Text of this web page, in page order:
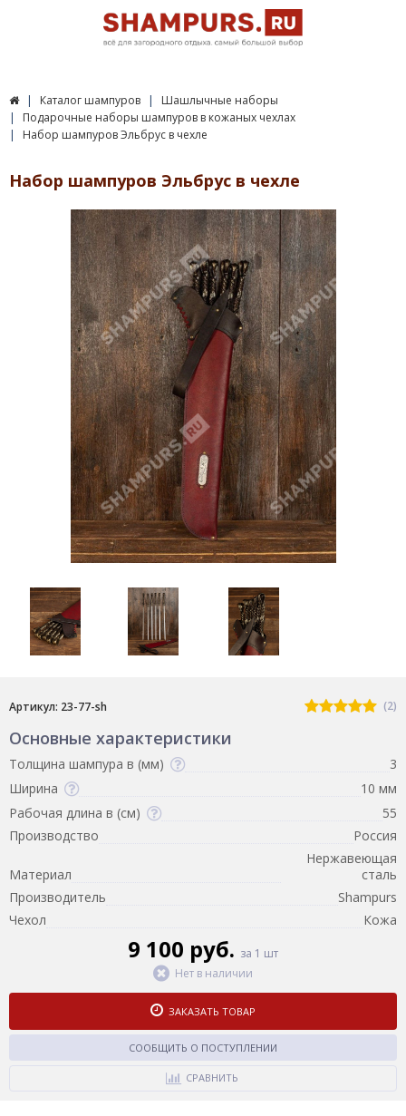
Каталог шампуров
Шашлычные наборы
Подарочные наборы шампуров в кожаных чехлах
Набор шампуров Эльбрус в чехле
Набор шампуров Эльбрус в чехле
Артикул: 23-77-sh (2)
Основные характеристики
Толщина шампура в (мм)
3
Ширина
10 мм
Рабочая длина в (см)
55
Производство
Россия
Материал
Нержавеющая
сталь
Производитель
Shampurs
Чехол
Кожа
9 100 руб. за 1 шт
Нет в наличии
ЗАКАЗАТЬ ТОВАР
СООБЩИТЬ О ПОСТУПЛЕНИИ
СРАВНИТЬ